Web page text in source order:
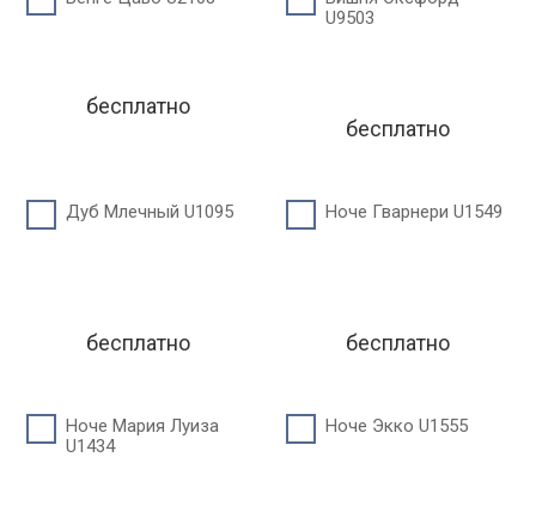
бесплатно
U9503
бесплатно
Дуб Млечный U1095
бесплатно
Ноче Гварнери U1549
бесплатно
Ноче Мария Луиза
U1434
Ноче Экко U1555